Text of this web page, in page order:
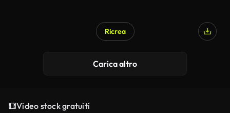
Ricrea
Carica altro
Video stock gratuiti